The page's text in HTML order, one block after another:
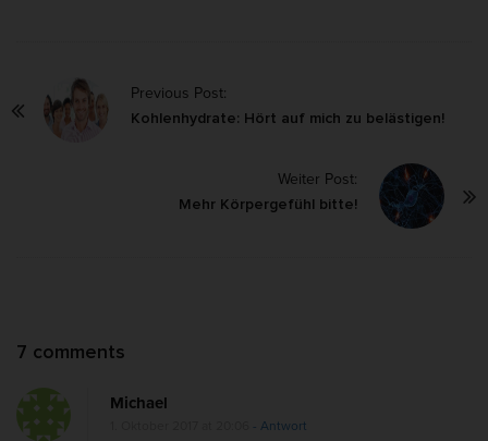
Previous Post:
Kohlenhydrate: Hört auf mich zu belästigen!
Weiter Post:
Mehr Körpergefühl bitte!
7 comments
G
Michael
- Antwort